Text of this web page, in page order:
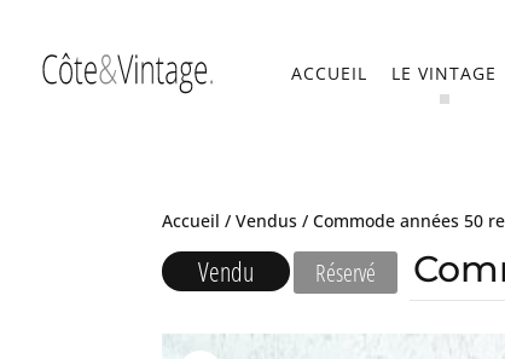
ACCUEIL LE VINTAGE
Accueil /Vendus / Commode années 50
Vendu Réservé